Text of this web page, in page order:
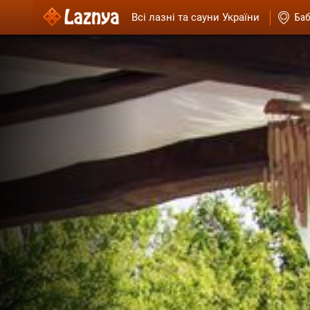
Всі лазні та сауни України